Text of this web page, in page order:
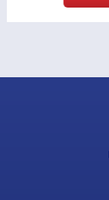
zzgl. Versandkosten